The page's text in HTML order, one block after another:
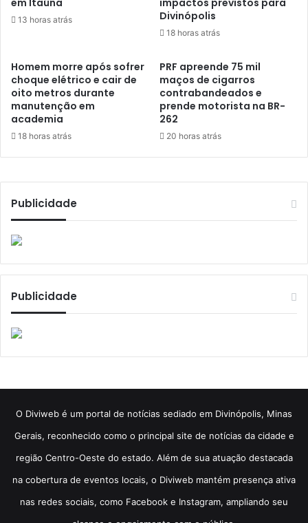
13 horas atrás
Divinópolis
18 horas atrás
Homem morre após sofrer
choque elétrico e cair de
oito metros durante
manutenção em
academia
18 horas atrás
PRF apreende 75 mil
maços de cigarros
contrabandeados e
prende motorista na BR-
262
20 horas atrás
Publicidade
Publicidade
​O Diviweb é um portal de notícias sediado em Divinópolis, Minas
Gerais, reconhecido como o principal site de notícias da cidade e
região Centro-Oeste do estado. Além de sua atuação destacada
na cobertura de eventos locais, o Diviweb mantém presença ativa
nas redes sociais, como Facebook e Instagram, ampliando seu